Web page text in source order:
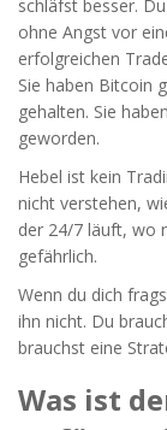
schläfst besser.
ohne Angst vor
erfolgreichen
Sie haben Bitcoin
gehalten. Sie
geworden.
Hebel ist kein
nicht verstehen,
der 24/7 läuft, wo
gefährlich.
Wenn du dich
ihn nicht. Du
brauchst eine
Was ist